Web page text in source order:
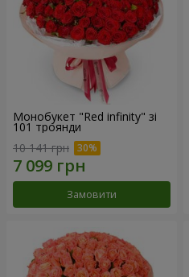
Монобукет "Red infinity" зі
101 троянди
10 141 грн
Замовити